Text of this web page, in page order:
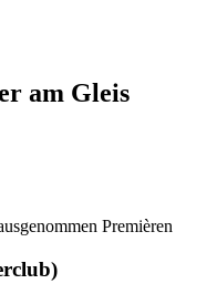
am Gleis
Premièren